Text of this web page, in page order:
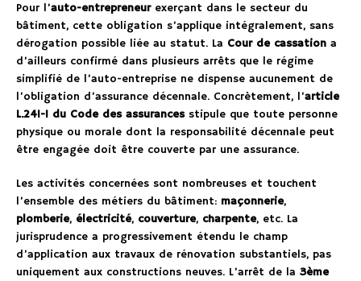
Pour l’auto-entrepreneurexerçant dans le secteur du
bâtiment, cette obligation s’applique intégralement, sans
dérogation possible liée au statut. La Cour de cassation a
d’ailleurs confirmé dans plusieurs arrêts que le régime
simplifié de l’auto-entreprise ne dispense aucunement de
l’obligation d’assurance décennale. Concrètement, l’article
L.241-1 du Code des assurancesstipule que toute personne
physique ou morale dont la responsabilité décennale peut
être engagée doit être couverte par une assurance.
Les activités concernées sont nombreuses et touchent
l’ensemble des métiers du bâtiment: maçonnerie,
plomberie, électricité, couverture, charpente, etc. La
jurisprudence a progressivement étendu le champ
d’application aux travaux de rénovation substantiels, pas
uniquement aux constructions neuves. L’arrêt de la 3ème